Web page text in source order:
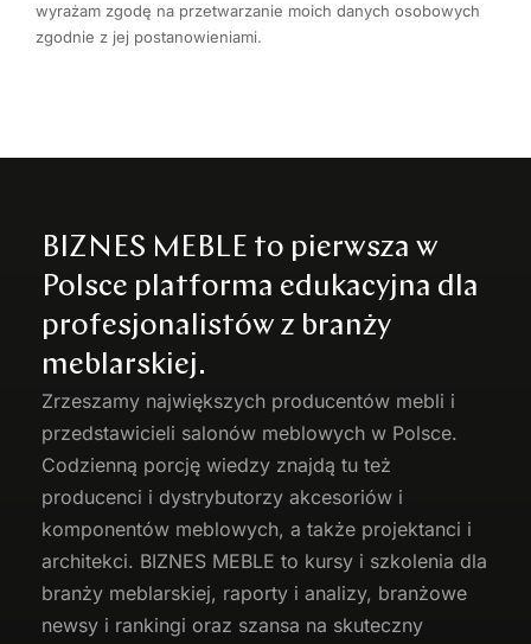
wyrażam zgodę na przetwarzanie moich danych osobowych
zgodnie z jej postanowieniami.
BIZNES MEBLE to pierwsza w
Polsce platforma edukacyjna dla
profesjonalistów z branży
meblarskiej.
Zrzeszamy największych producentów mebli i
przedstawicieli salonów meblowych w Polsce.
Codzienną porcję wiedzy znajdą tu też
producenci i dystrybutorzy akcesoriów i
komponentów meblowych, a także projektanci i
architekci. BIZNES MEBLE to kursy i szkolenia dla
branży meblarskiej, raporty i analizy, branżowe
newsy i rankingi oraz szansa na skuteczny